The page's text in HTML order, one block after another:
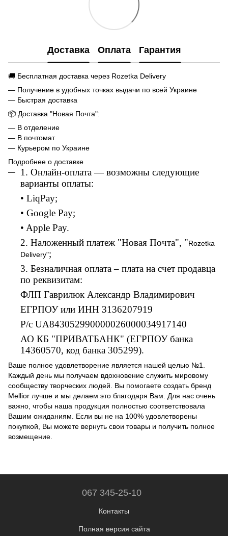
Доставка Оплата Гарантия
🚚 Бесплатная доставка через Rozetka Delivery
— Получение в удобных точках выдачи по всей Украине
— Быстрая доставка
📦 Доставка "Новая Почта":
— В отделение
— В почтомат
— Курьером по Украине
Подробнее о доставке
1. Онлайн-оплата — возможны следующие
варианты оплаты:
• LiqPay;
• Google Pay;
• Apple Pay.
2. Наложенный платеж "Новая Почта", "Rozetka
Delivery";
3. Безналичная оплата – плата на счет продавца
по реквизитам:
ФЛП Гаврилюк Александр Владимирович
ЕГРПОУ или ИНН 3136207919
Р/с UA843052990000026000034917140
АО КБ "ПРИВАТБАНК" (ЕГРПОУ банка
14360570, код банка 305299).
Ваше полное удовлетворение является нашей целью №1.
Каждый день мы получаем вдохновение служить мировому
сообществу творческих людей. Вы помогаете создать бренд
Mellior лучше и мы делаем это благодаря Вам. Для нас очень
важно, чтобы наша продукция полностью соответствовала
Вашим ожиданиям. Если вы не на 100% удовлетворены
покупкой, Вы можете вернуть свои товары и получить полное
возмещение.
067 345-25-10
Контакты
Полная версия сайта